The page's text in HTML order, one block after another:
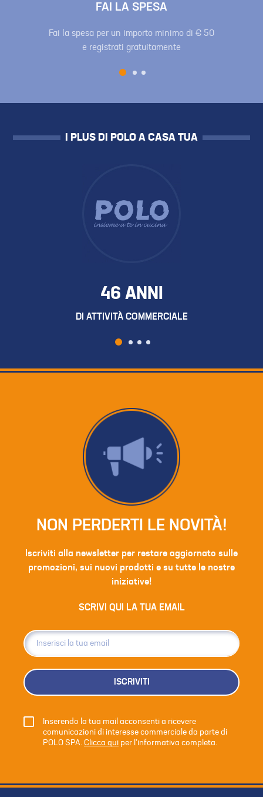
FAI LA SPESA
Fai la spesa per un importo minimo di € 50
e registrati gratuitamente
I PLUS DI POLO A CASA TUA
46 ANNI
DI ATTIVITÀ COMMERCIALE
NON PERDERTI LE NOVITÀ!
Iscriviti alla newsletter per restare aggiornato sulle
promozioni, sui nuovi prodotti e su tutte le nostre
iniziative!
SCRIVI QUI LA TUA EMAIL
ISCRIVITI
Inserendo la tua mail acconsenti a ricevere
comunicazioni di interesse commerciale da parte di
POLO SPA. Clicca qui per l’informativa completa.